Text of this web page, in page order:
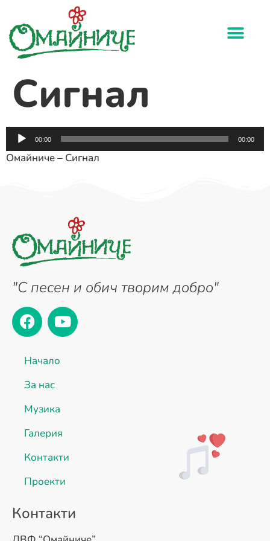
Сигнал
Audio
Player
00:00 00:00
Омайниче – Сигнал
"С песен и обич творим добро"
Начало
За нас
Музика
Галерия
Контакти
Проекти
Контакти